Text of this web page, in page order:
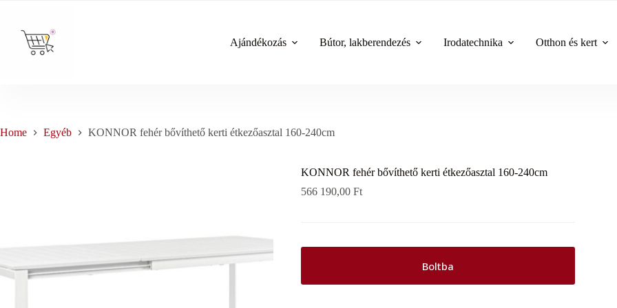
content
Ajándékozás
Bútor, lakberendezés Irodatechnika Otthon és kert
Home Egyéb KONNOR fehér bővíthető kerti étkezőasztal 160-240cm
KONNOR fehér bővíthető kerti étkezőasztal 160-240cm
566 190,00Ft
Boltba